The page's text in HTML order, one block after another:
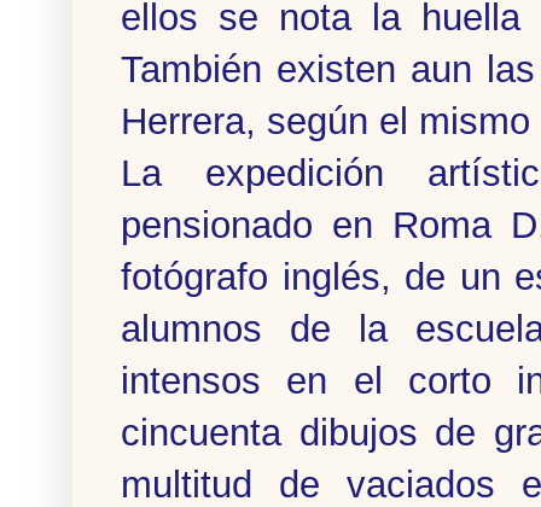
ellos se nota la huella
También existen aun
Herrera, según el
La expedición
pensionado en Roma
fotógrafo inglés, de un
alumnos de la
intensos en el corto
cincuenta dibujos de
multitud de vaciados